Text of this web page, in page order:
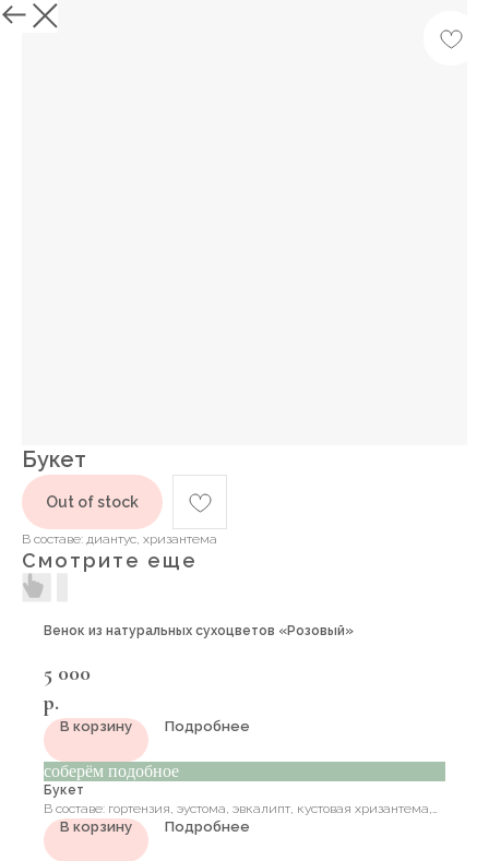
Назад
Букет
Out of stock
В составе: диантус, хризантема
Смотрите еще
Венок из натуральных сухоцветов «Розовый»
5 000
р.
В корзину Подробнее
соберём подобное
Букет
В составе: гортензия, эустома, эвкалипт, кустовая хризантема,
кустовая роза, ранункулюс, матиолла
В корзину Подробнее